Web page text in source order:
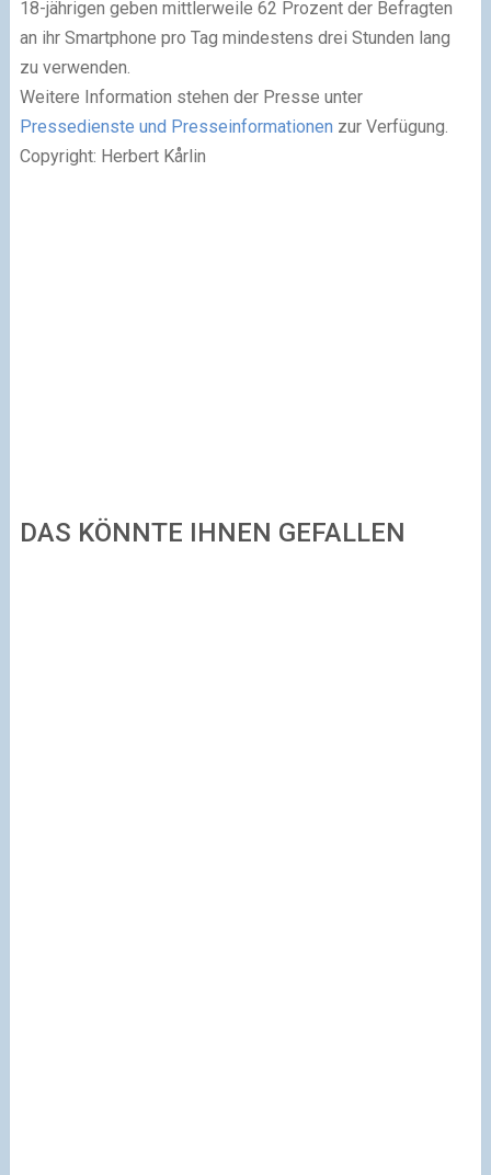
18-jährigen geben mittlerweile 62 Prozent der Befragten
an ihr Smartphone pro Tag mindestens drei Stunden lang
zu verwenden.
Weitere Information stehen der Presse unter
Pressedienste und Presseinformationen zur Verfügung.
Copyright: Herbert Kårlin
DAS KÖNNTE IHNEN GEFALLEN